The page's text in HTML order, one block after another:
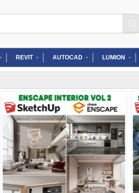
REVIT AUTOCAD LUMION